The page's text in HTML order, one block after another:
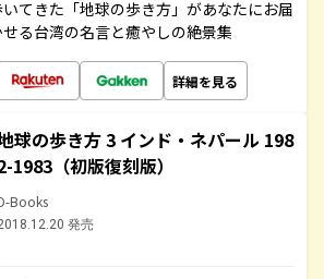
てきた「地球の歩き方」があなたにお届
る台湾の名言と癒やしの絶景集
詳細を見る
球の歩き方 3 インド・ネパール 198
1983（初版復刻版）
Books
発売